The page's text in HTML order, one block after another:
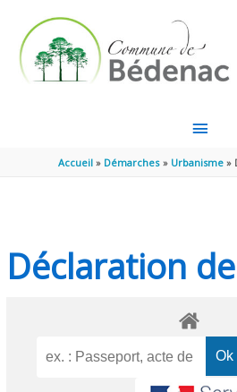
MENU
Accueil Démarches Urbanisme
Déclaration